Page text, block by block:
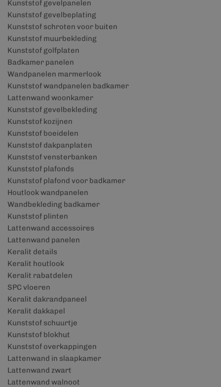
Kunststof gevelpanelen
Kunststof gevelbeplating
Kunststof schroten voor buiten
Kunststof muurbekleding
Kunststof golfplaten
Badkamer panelen
Wandpanelen marmerlook
Kunststof wandpanelen badkamer
Lattenwand woonkamer
Kunststof gevelbekleding
Kunststof kozijnen
Kunststof boeidelen
Kunststof dakpanplaten
Kunststof vensterbanken
Kunststof plafonds
Kunststof plafond voor badkamer
Houtlook wandpanelen
Wandbekleding badkamer
Kunststof plinten
Lattenwand accessoires
Lattenwand panelen
Keralit details
Keralit houtlook
Keralit rabatdelen
SPC vloeren
Keralit dakrandpaneel
Keralit dakkapel
Kunststof schuurtje
Kunststof blokhut
Kunststof overkappingen
Lattenwand in slaapkamer
Lattenwand zwart
Lattenwand walnoot